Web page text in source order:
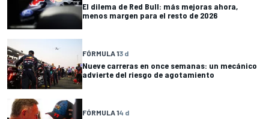
El dilema de Red Bull: más mejoras ahora,
menos margen para el resto de 2026
FÓRMULA 13 d
Nueve carreras en once semanas: un mecánico
advierte del riesgo de agotamiento
FÓRMULA 14 d